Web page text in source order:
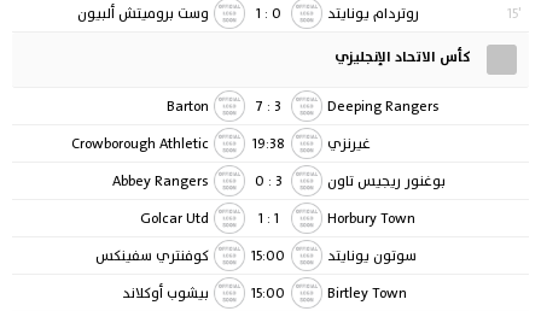
'15
روتردام يونايتد 0
:
1
وست بروميتش ألبيون
كأس الاتحاد الإنجليزي
Deeping Rangers
3
:
7
Barton
غيرنزي
19:38
Crowborough Athletic
بوغنور ريجيس تاون
3
:
0
Abbey Rangers
Horbury Town
1
:
1
Golcar Utd
سوتون يونايتد
15:00
كوفنتري سفينكس
Birtley Town
15:00
بيشوب أوكلاند